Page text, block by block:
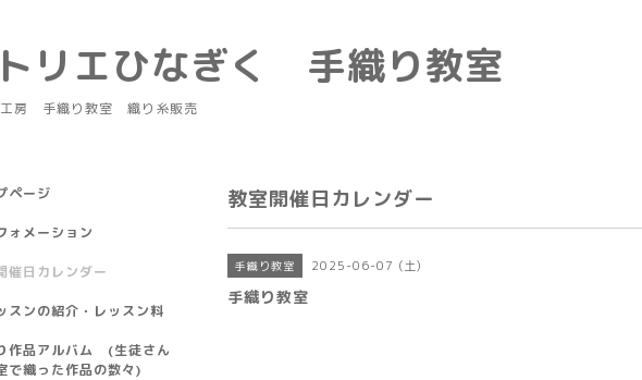
リエひなぎく 手織り教室
工房 手織り教室 織り糸販売
教室開催日カレンダー
手織り教室 2025-06-07 (土)
手織り教室
ページ
ォメーション
催日カレンダー
スンの紹介・レッスン料
作品アルバム (生徒さん
で織った作品の数々)